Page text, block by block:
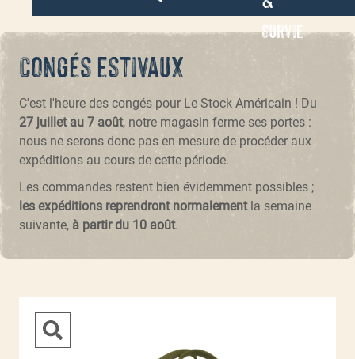
Survie
Congés estivaux
C'est l'heure des congés pour Le Stock Américain ! Du
27 juillet au 7 août, notre magasin ferme ses portes :
nous ne serons donc pas en mesure de procéder aux
expéditions au cours de cette période.
Les commandes restent bien évidemment possibles ;
les expéditions reprendront normalementla semaine
suivante, à partir du 10 août.